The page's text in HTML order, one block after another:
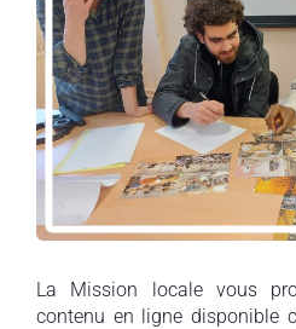
La Mission locale vous
contenu en ligne disponible